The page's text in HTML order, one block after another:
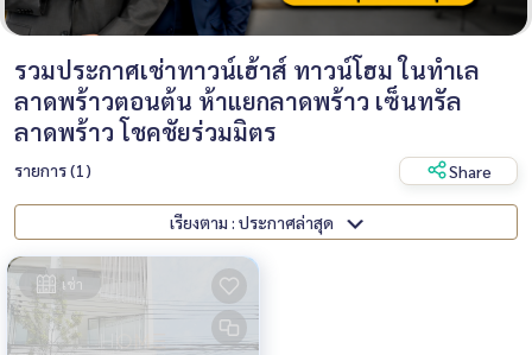
รวมประกาศเช่าทาวน์เฮ้าส์ ทาวน์โฮม ในทำเล
ลาดพร้าวตอนต้น ห้าแยกลาดพร้าว เซ็นทรัล
ลาดพร้าว โชคชัยร่วมมิตร
รายการ (1) Share
เรียงตาม : ประกาศล่าสุด
เช่า